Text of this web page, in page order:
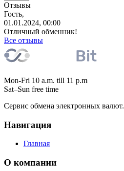
Отзывы
Гость,
01.01.2024, 00:00
Отличный обменник!
Все отзывы
Mon-Fri 10 a.m. till 11 p.m
Sat–Sun free time
Сервис обмена электронных валют.
Навигация
Главная
О компании